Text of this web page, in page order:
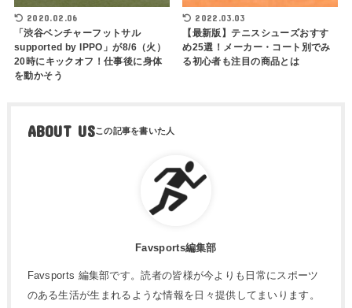
2020.02.06
「渋谷ベンチャーフットサル
supported by IPPO」が8/6（火）
20時にキックオフ！仕事後に身体
を動かそう
2022.03.03
【最新版】テニスシューズおすす
め25選！メーカー・コート別でみ
る初心者も注目の商品とは
ABOUT US
Favsports編集部
Favsports 編集部です。読者の皆様が今よりも日常にスポーツ
のある生活が生まれるような情報を日々提供してまいります。